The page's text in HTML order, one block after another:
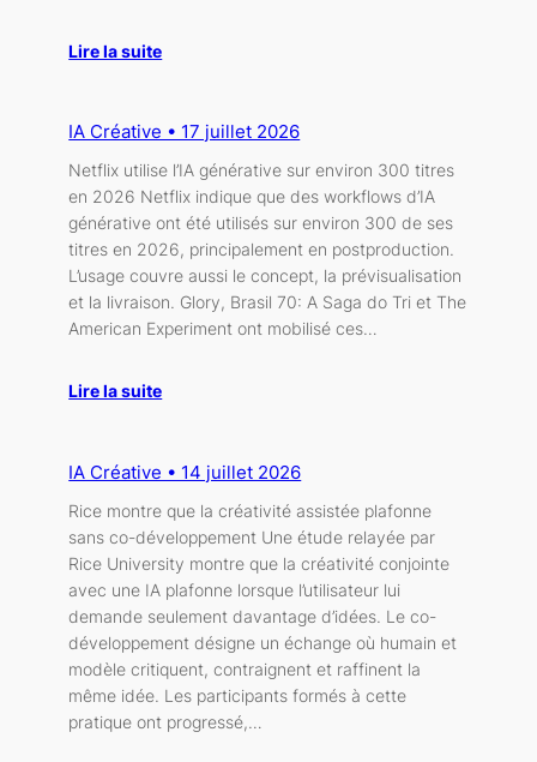
Lire la suite
IA Créative • 17 juillet 2026
Netflix utilise l’IA générative sur environ 300 titres
en 2026 Netflix indique que des workflows d’IA
générative ont été utilisés sur environ 300 de ses
titres en 2026, principalement en postproduction.
L’usage couvre aussi le concept, la prévisualisation
et la livraison. Glory, Brasil 70: A Saga do Tri et The
American Experiment ont mobilisé ces…
Lire la suite
IA Créative • 14 juillet 2026
Rice montre que la créativité assistée plafonne
sans co-développement Une étude relayée par
Rice University montre que la créativité conjointe
avec une IA plafonne lorsque l’utilisateur lui
demande seulement davantage d’idées. Le co-
développement désigne un échange où humain et
modèle critiquent, contraignent et raffinent la
même idée. Les participants formés à cette
pratique ont progressé,…